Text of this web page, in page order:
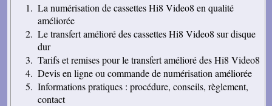
La numérisation de cassettes Hi8 Video8 en qualité
améliorée
Le transfert amélioré des cassettes Hi8 Video8 sur disque
dur
Tarifs et remises pour le transfert amélioré des Hi8 Video8
Devis en ligne ou commande de numérisation améliorée
Informations pratiques : procédure, conseils, règlement,
contact